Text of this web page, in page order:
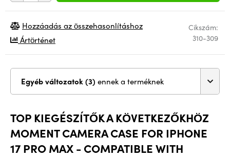
Cikszám:
310-309
Hozzáadás az összehasonlításhoz
Ártörténet
Egyéb változatok (3) ennek a terméknek
TOP KIEGÉSZÍTŐK A KÖVETKEZŐKHÖZ
MOMENT CAMERA CASE FOR IPHONE
17 PRO MAX - COMPATIBLE WITH